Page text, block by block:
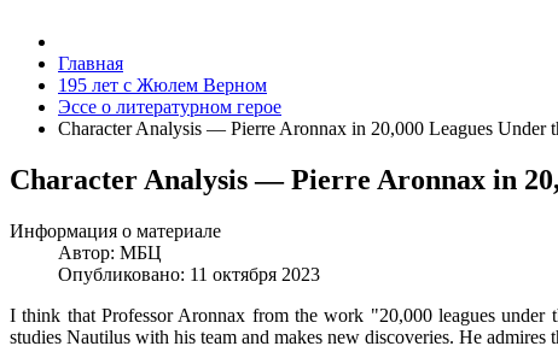
Главная
195 лет с Жюлем Верном
Эссе о литературном герое
Character Analysis — Pierre Aronnax in 20,000 Leagues Under
Character Analysis — Pierre Aronnax in
Информация о материале
Автор: МБЦ
Опубликовано: 11 октября 2023
I think that Professor Aronnax from the work "20,000 leagues under
studies Nautilus with his team and makes new discoveries. He admires